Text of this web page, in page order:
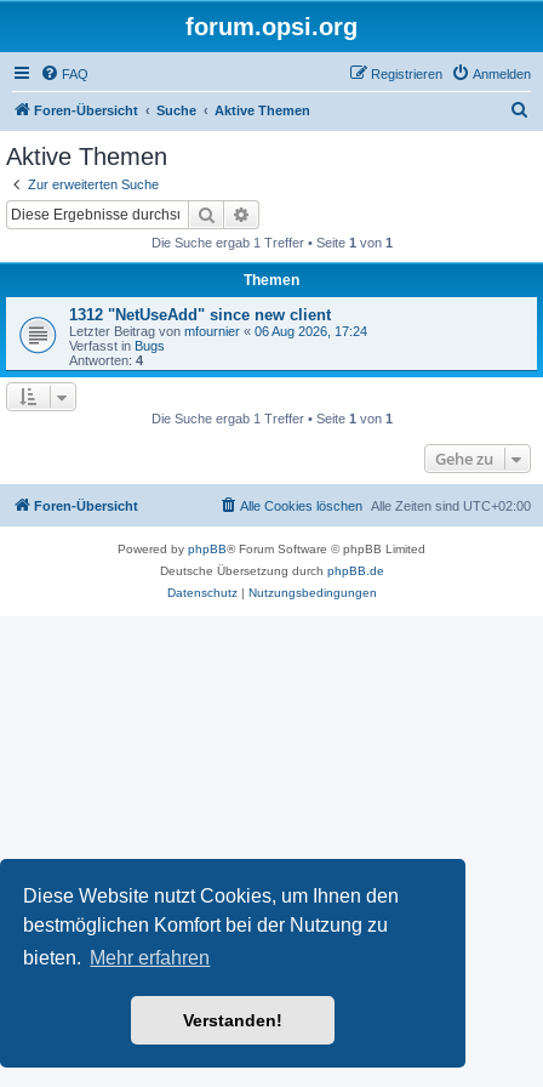
Diese Website nutzt Cookies, um Ihnen den
bestmöglichen Komfort bei der Nutzung zu
bieten. Mehr erfahren
Verstanden!
forum.opsi.org
FAQ Anmelden
Registrieren
Foren-Übersicht Suche Aktive Themen
Aktive Themen
Zur erweiterten Suche
Suche
Die Suche ergab 1 Treffer • Seite 1 von 1
Themen
1312 "NetUseAdd" since new client
Letzter Beitrag von mfournier « 06 Aug 2026, 17:24
Verfasst in Bugs
Antworten: 4
Die Suche ergab 1 Treffer • Seite 1 von 1
Gehe zu
Foren-Übersicht Alle Zeiten sind UTC+02:00
Alle Cookies löschen
Powered by phpBB® Forum Software © phpBB Limited
Deutsche Übersetzung durch phpBB.de
Datenschutz| Nutzungsbedingungen